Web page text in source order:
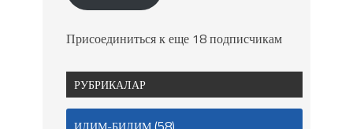
Присоединиться к еще 18 подписчикам
РУБРИКАЛАР